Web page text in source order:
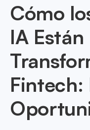
Cómo
IA Están
Fintech: